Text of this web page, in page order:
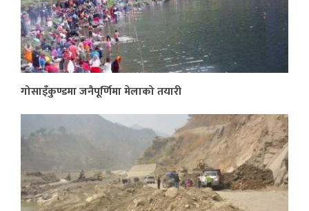
गोसाइँकुण्डमा जनैपूर्णिमा मेलाको तयारी